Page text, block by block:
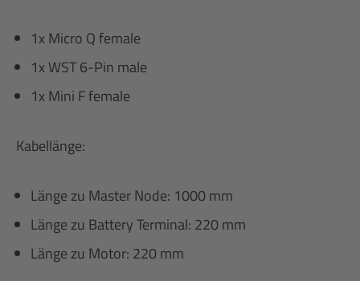
1x Micro Q female
1x WST 6-Pin male
1x Mini F female
Kabellänge:
Länge zu Master Node: 1000 mm
Länge zu Battery Terminal: 220 mm
Länge zu Motor: 220 mm